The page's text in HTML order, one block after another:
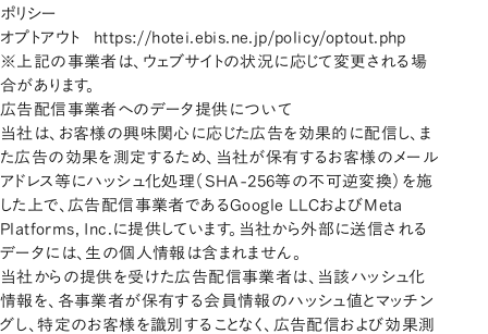
ポリシー
オプトアウト
https://hotei.ebis.ne.jp/policy/optout.php
※上記の事業者は、ウェブサイトの状況に応じて変更される場
合があります。
広告配信事業者へのデータ提供について
当社は、お客様の興味関心に応じた広告を効果的に配信し、ま
た広告の効果を測定するため、当社が保有するお客様のメール
アドレス等にハッシュ化処理（SHA-256等の不可逆変換）を施
した上で、広告配信事業者であるGoogle LLCおよびMeta
Platforms, Inc.に提供しています。当社から外部に送信される
データには、生の個人情報は含まれません。
当社からの提供を受けた広告配信事業者は、当該ハッシュ化
情報を、各事業者が保有する会員情報のハッシュ値とマッチン
グし、特定のお客様を識別することなく、広告配信および効果測